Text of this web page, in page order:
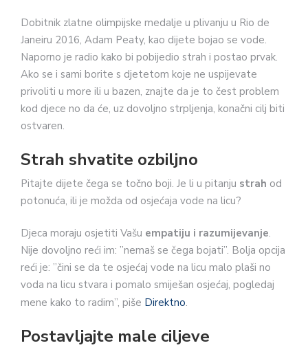
Dobitnik zlatne olimpijske medalje u plivanju u Rio de
Janeiru 2016, Adam Peaty, kao dijete bojao se vode.
Naporno je radio kako bi pobijedio strah i postao prvak.
Ako se i sami borite s djetetom koje ne uspijevate
privoliti u more ili u bazen, znajte da je to čest problem
kod djece no da će, uz dovoljno strpljenja, konačni cilj biti
ostvaren.
Strah shvatite ozbiljno
Pitajte dijete čega se točno boji. Je li u pitanju strah od
potonuća, ili je možda od osjećaja vode na licu?
Djeca moraju osjetiti Vašu empatiju i razumijevanje.
Nije dovoljno reći im: ”nemaš se čega bojati”. Bolja opcija
reći je: ”čini se da te osjećaj vode na licu malo plaši no
voda na licu stvara i pomalo smiješan osjećaj, pogledaj
mene kako to radim”, piše Direktno.
Postavljajte male ciljeve